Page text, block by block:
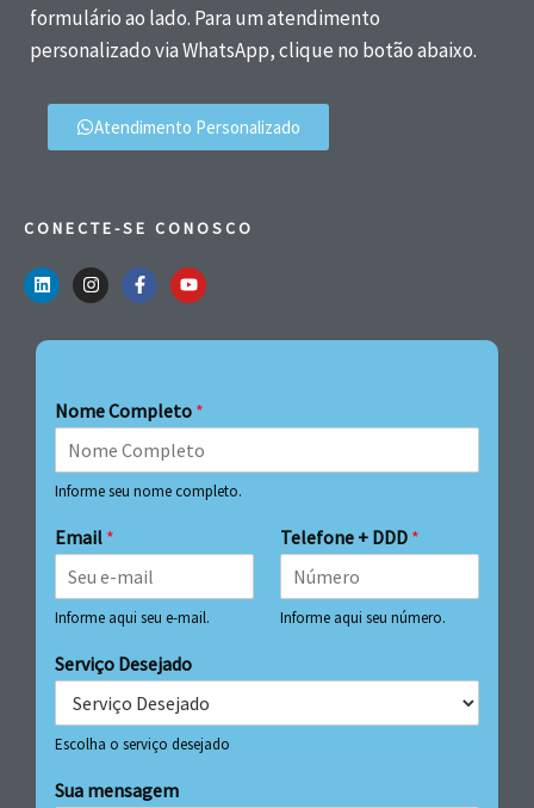
formulário ao lado. Para um atendimento
personalizado via WhatsApp, clique no botão abaixo.
Atendimento Personalizado
CONECTE-SE CONOSCO
Nome Completo *
Informe seu nome completo.
Email *
Informe aqui seu e-mail.
Telefone + DDD *
Informe aqui seu número.
Serviço Desejado
Escolha o serviço desejado
Sua mensagem